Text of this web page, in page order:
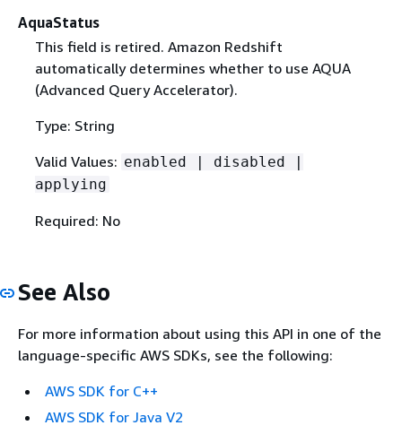
AquaStatus
This field is retired. Amazon Redshift
automatically determines whether to use AQUA
(Advanced Query Accelerator).
Type: String
Valid Values: enabled | disabled |
applying
Required: No
See Also
For more information about using this API in one of the
language-specific AWS SDKs, see the following:
AWS SDK for C++
AWS SDK for Java V2